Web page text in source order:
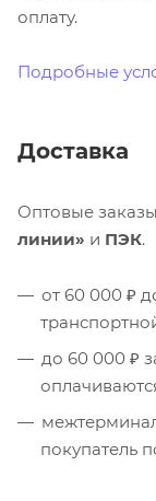
оплату.
Подробные
Доставка
Оптовые
линии» и ПЭК.
от 60 000 ₽
до 60 000 ₽
покупатель